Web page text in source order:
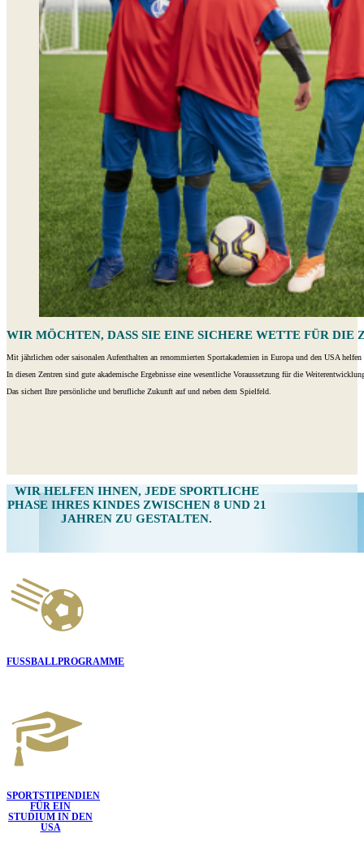
WIR MÖCHTEN, DASS SIE EINE SICHERE WETTE FÜR DIE
Mit jährlichen oder saisonalen Aufenthalten an renommierten Sportakademien in Europa und den USA
In diesen Zentren sind gute akademische Ergebnisse eine wesentliche Voraussetzung für die
Das sichert Ihre persönliche und berufliche Zukunft auf und neben dem Spielfeld.
WIR HELFEN IHNEN, JEDE SPORTLICHE
PHASE IHRES KINDES ZWISCHEN 8 UND 21
JAHREN ZU GESTALTEN.
FUSSBALLPROGRAMME
SPORTSTIPENDIEN
FÜR EIN
STUDIUM IN DEN
USA